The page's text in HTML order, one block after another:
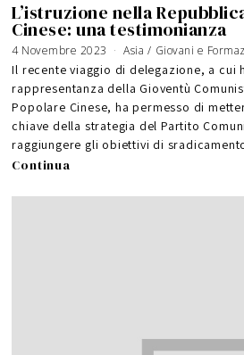
L’istruzione nella
Cinese: una testimonianza
4 Novembre 2023 Asia / Giovani e
Il recente viaggio di delegazione, a cui
rappresentanza della Gioventù
Popolare Cinese, ha permesso di
chiave della strategia del Partito
raggiungere gli obiettivi di
Continua